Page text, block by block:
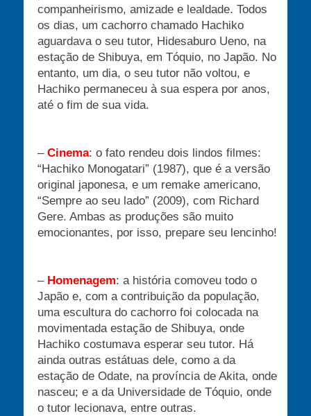
companheirismo, amizade e lealdade. Todos
os dias, um cachorro chamado Hachiko
aguardava o seu tutor, Hidesaburo Ueno, na
estação de Shibuya, em Tóquio, no Japão. No
entanto, um dia, o seu tutor não voltou, e
Hachiko permaneceu à sua espera por anos,
até o fim de sua vida.
– Cinema: o fato rendeu dois lindos filmes:
“Hachiko Monogatari” (1987), que é a versão
original japonesa, e um remake americano,
“Sempre ao seu lado” (2009), com Richard
Gere. Ambas as produções são muito
emocionantes, por isso, prepare seu lencinho!
– Homenagem: a história comoveu todo o
Japão e, com a contribuição da população,
uma escultura do cachorro foi colocada na
movimentada estação de Shibuya, onde
Hachiko costumava esperar seu tutor. Há
ainda outras estátuas dele, como a da
estação de Odate, na província de Akita, onde
nasceu; e a da Universidade de Tóquio, onde
o tutor lecionava, entre outras.